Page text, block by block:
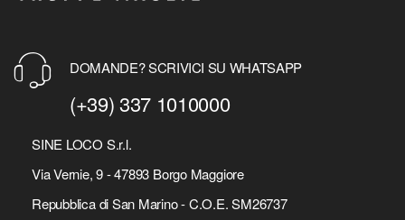
DOMANDE? SCRIVICI SU WHATSAPP
(+39) 337 1010000
SINE LOCO S.r.l.
Via Vernie, 9 - 47893 Borgo Maggiore
Repubblica di San Marino - C.O.E. SM26737